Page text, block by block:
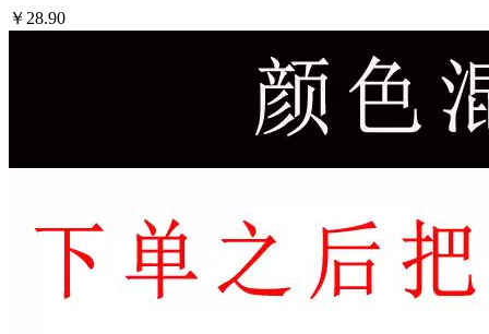
￥28.90